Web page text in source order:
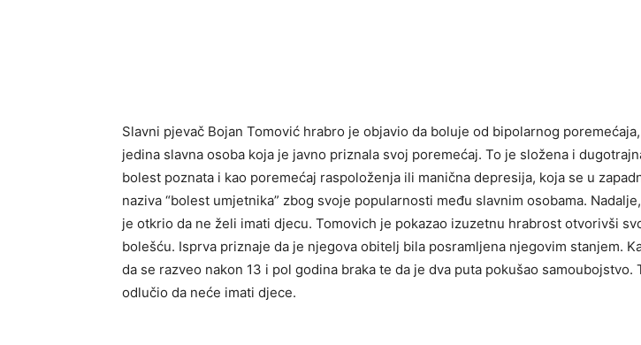
Slavni pjevač Bojan Tomović hrabro je objavio da boluje od bipolarnog
jedina slavna osoba koja je javno priznala svoj poremećaj. To je složena i
bolest poznata i kao poremećaj raspoloženja ili manična depresija, koja se u
naziva “bolest umjetnika” zbog svoje popularnosti među slavnim osobama.
je otkrio da ne želi imati djecu. Tomovich je pokazao izuzetnu hrabrost otvorivši
bolešću. Isprva priznaje da je njegova obitelj bila posramljena njegovim stanjem.
da se razveo nakon 13 i pol godina braka te da je dva puta pokušao samoubojstvo.
odlučio da neće imati djece.